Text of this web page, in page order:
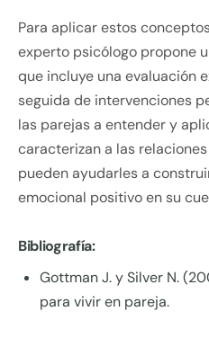
Para aplicar estos
experto psicólogo propone
que incluye una evaluación
seguida de intervenciones
las parejas a entender y
caracterizan a las
pueden ayudarles a
emocional positivo en su
Bibliografía:
Gottman J. y Silver N.
para vivir en pareja.